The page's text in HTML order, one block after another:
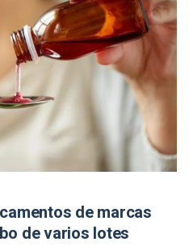
de marcas
de varios lotes